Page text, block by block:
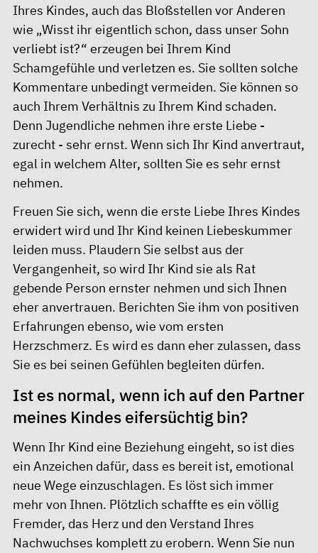
Ihres Kindes, auch das Bloßstellen vor Anderen
wie „Wisst ihr eigentlich schon, dass unser Sohn
verliebt ist?“ erzeugen bei Ihrem Kind
Schamgefühle und verletzen es. Sie sollten solche
Kommentare unbedingt vermeiden. Sie können so
auch Ihrem Verhältnis zu Ihrem Kind schaden.
Denn Jugendliche nehmen ihre erste Liebe -
zurecht - sehr ernst. Wenn sich Ihr Kind anvertraut,
egal in welchem Alter, sollten Sie es sehr ernst
nehmen.
Freuen Sie sich, wenn die erste Liebe Ihres Kindes
erwidert wird und Ihr Kind keinen Liebeskummer
leiden muss. Plaudern Sie selbst aus der
Vergangenheit, so wird Ihr Kind sie als Rat
gebende Person ernster nehmen und sich Ihnen
eher anvertrauen. Berichten Sie ihm von positiven
Erfahrungen ebenso, wie vom ersten
Herzschmerz. Es wird es dann eher zulassen, dass
Sie es bei seinen Gefühlen begleiten dürfen.
Ist es normal, wenn ich auf den Partner
meines Kindes eifersüchtig bin?
Wenn Ihr Kind eine Beziehung eingeht, so ist dies
ein Anzeichen dafür, dass es bereit ist, emotional
neue Wege einzuschlagen. Es löst sich immer
mehr von Ihnen. Plötzlich schaffte es ein völlig
Fremder, das Herz und den Verstand Ihres
Nachwuchses komplett zu erobern. Wenn Sie nun